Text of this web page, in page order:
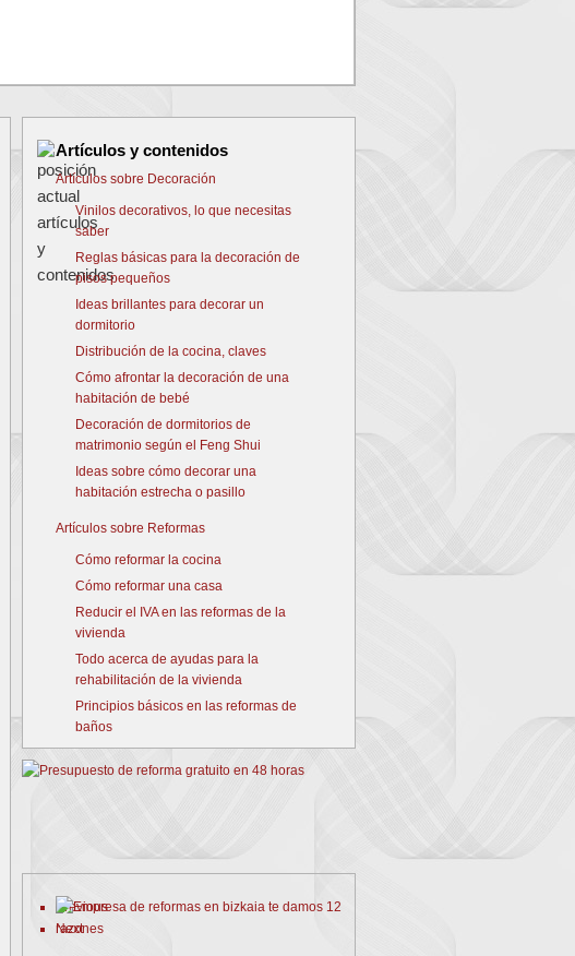
Artículos y contenidos
Artículos sobre Decoración
Vinilos decorativos, lo que necesitas
saber
Reglas básicas para la decoración de
pisos pequeños
Ideas brillantes para decorar un
dormitorio
Distribución de la cocina, claves
Cómo afrontar la decoración de una
habitación de bebé
Decoración de dormitorios de
matrimonio según el Feng Shui
Ideas sobre cómo decorar una
habitación estrecha o pasillo
Artículos sobre Reformas
Cómo reformar la cocina
Cómo reformar una casa
Reducir el IVA en las reformas de la
vivienda
Todo acerca de ayudas para la
rehabilitación de la vivienda
Principios básicos en las reformas de
baños
Previous
Next